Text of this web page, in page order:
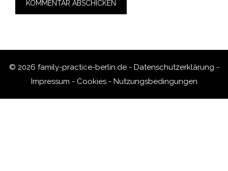
© 2026 family-practice-berlin.de - Datenschutzerklärung -
Impressum - Cookies- Nutzungsbedingungen